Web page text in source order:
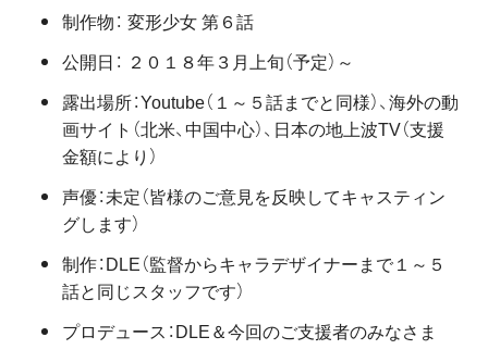
制作物： 変形少女 第６話
公開日： ２０１８年３月上旬（予定）～
露出場所：Youtube（１～５話までと同様）、海外の動
画サイト（北米、中国中心）、日本の地上波TV（支援
金額により）
声優：未定（皆様のご意見を反映してキャスティン
グします）
制作：DLE（監督からキャラデザイナーまで１～５
話と同じスタッフです）
プロデュース：DLE＆今回のご支援者のみなさま